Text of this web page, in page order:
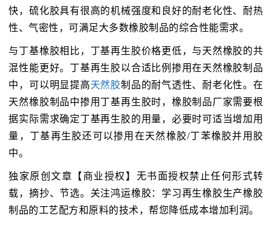
快，硫化胶具有很高的机械强度和良好的耐老化性、耐热
性、气密性，可满足大多数橡胶制品的综合性能需求。
与丁基橡胶相比，丁基再生胶价格更低，与天然橡胶的共
混性能更好。丁基再生胶以合适比例掺用在天然橡胶制品
中，可以明显提高天然胶制品的耐气透性、耐老化性。在
天然橡胶制品中掺用丁基再生胶时，橡胶制品厂家需要根
据实际需求确定丁基再生胶的用量，必要时可适当增加用
量，丁基再生胶还可以掺用在天然橡胶/丁苯橡胶并用胶
中。
独家原创文章【商业授权】无书面授权禁止任何形式转
载，摘抄、节选。关注鸿运橡胶：学习再生橡胶生产橡胶
制品的工艺配方和原料的技术，帮您降低成本增加利润。